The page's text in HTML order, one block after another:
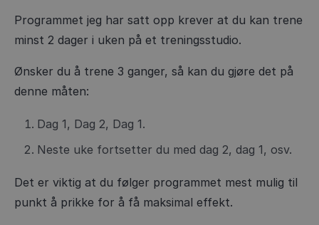
Programmet jeg har satt opp krever at du kan trene
minst 2 dager i uken på et treningsstudio.
Ønsker du å trene 3 ganger, så kan du gjøre det på
denne måten:
Dag 1, Dag 2, Dag 1.
Neste uke fortsetter du med dag 2, dag 1, osv.
Det er viktig at du følger programmet mest mulig til
punkt å prikke for å få maksimal effekt.